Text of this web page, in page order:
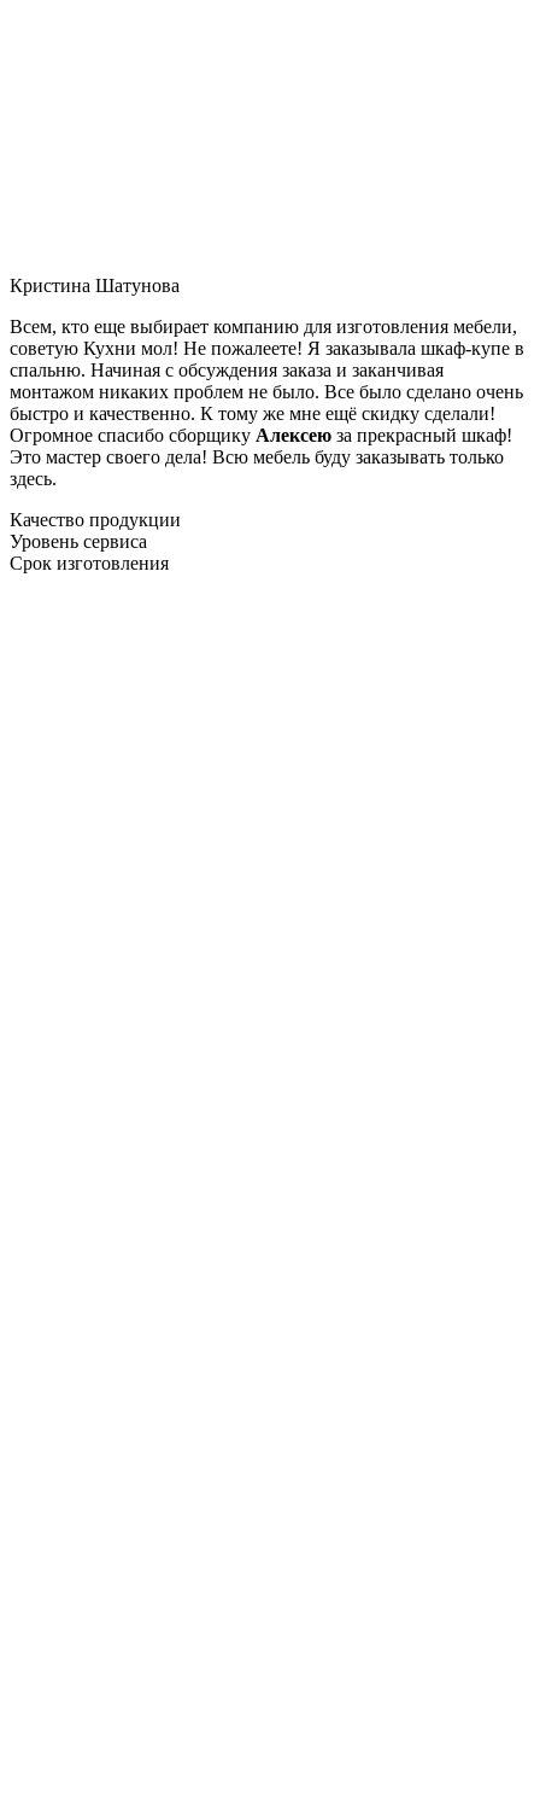
Кристина Шатунова
Всем, кто еще выбирает компанию для изготовления мебели,
советую Кухни мол! Не пожалеете! Я заказывала шкаф-купе в
спальню. Начиная с обсуждения заказа и заканчивая
монтажом никаких проблем не было. Все было сделано очень
быстро и качественно. К тому же мне ещё скидку сделали!
Огромное спасибо сборщику Алексею за прекрасный шкаф!
Это мастер своего дела! Всю мебель буду заказывать только
здесь.
Качество продукции
Уровень сервиса
Срок изготовления